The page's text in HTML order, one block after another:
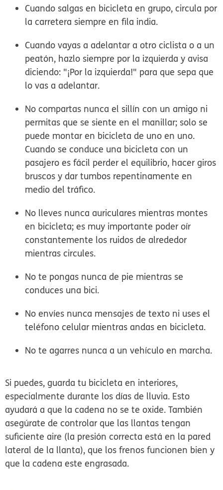
Cuando salgas en bicicleta en grupo, circula por
la carretera siempre en fila india.
Cuando vayas a adelantar a otro ciclista o a un
peatón, hazlo siempre por la izquierda y avisa
diciendo: "¡Por la izquierda!" para que sepa que
lo vas a adelantar.
No compartas nunca el sillín con un amigo ni
permitas que se siente en el manillar; solo se
puede montar en bicicleta de uno en uno.
Cuando se conduce una bicicleta con un
pasajero es fácil perder el equilibrio, hacer giros
bruscos y dar tumbos repentinamente en
medio del tráfico.
No lleves nunca auriculares mientras montes
en bicicleta; es muy importante poder oír
constantemente los ruidos de alrededor
mientras circules.
No te pongas nunca de pie mientras se
conduces una bici.
No envíes nunca mensajes de texto ni uses el
teléfono celular mientras andas en bicicleta.
No te agarres nunca a un vehículo en marcha.
Si puedes, guarda tu bicicleta en interiores,
especialmente durante los días de lluvia. Esto
ayudará a que la cadena no se te oxide. También
asegúrate de controlar que las llantas tengan
suficiente aire (la presión correcta está en la pared
lateral de la llanta), que los frenos funcionen bien y
que la cadena este engrasada.